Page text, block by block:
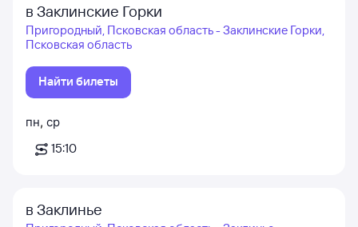
в Заклинские Горки
Пригородный, Псковская область - Заклинские Горки,
Псковская область
Найти билеты
пн, ср
15:10
в Заклинье